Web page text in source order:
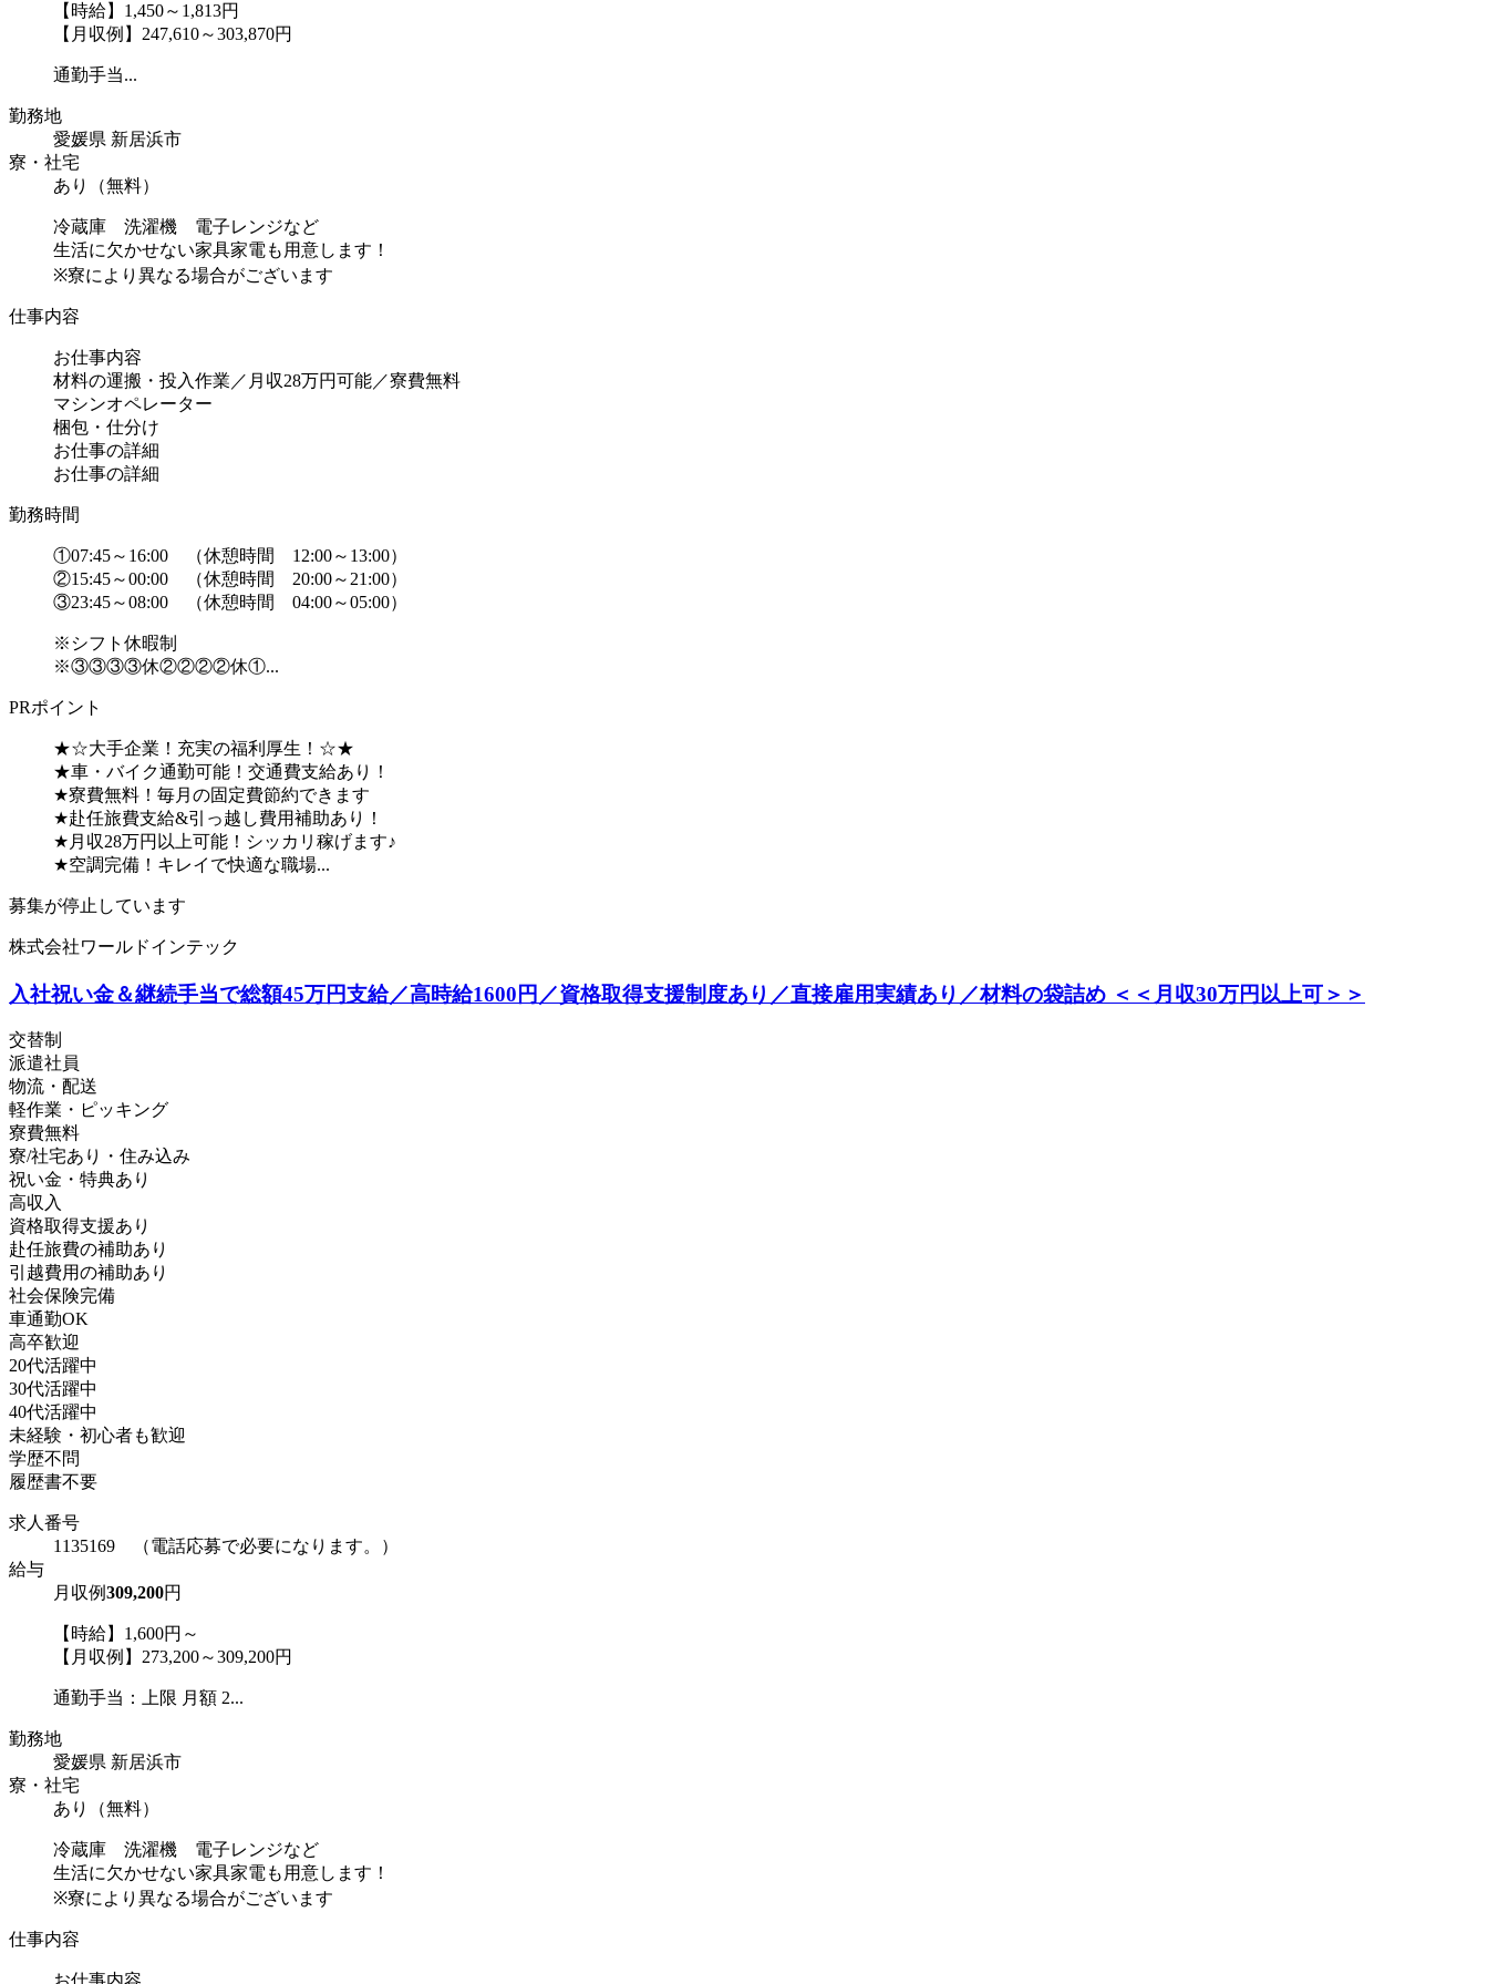
【時給】1,450～1,813円
【月収例】247,610～303,870円
通勤手当...
勤務地
愛媛県 新居浜市
寮・社宅
あり（無料）
冷蔵庫 洗濯機 電子レンジなど
生活に欠かせない家具家電も用意します！
※寮により異なる場合がございます
仕事内容
お仕事内容
材料の運搬・投入作業／月収28万円可能／寮費無料
マシンオペレーター
梱包・仕分け
お仕事の詳細
お仕事の詳細
勤務時間
①07:45～16:00 （休憩時間 12:00～13:00）
②15:45～00:00 （休憩時間 20:00～21:00）
③23:45～08:00 （休憩時間 04:00～05:00）
※シフト休暇制
※③③③③休②②②②休①...
PRポイント
★☆大手企業！充実の福利厚生！☆★
★車・バイク通勤可能！交通費支給あり！
★寮費無料！毎月の固定費節約できます
★赴任旅費支給&引っ越し費用補助あり！
★月収28万円以上可能！シッカリ稼げます♪
★空調完備！キレイで快適な職場...
募集が停止しています
株式会社ワールドインテック
入社祝い金＆継続手当で総額45万円支給／高時給1600円／資格取得支援制度あり／直接雇用実績あり／材料の袋詰め ＜＜月収30万円以上可＞＞
交替制
派遣社員
物流・配送
軽作業・ピッキング
寮費無料
寮/社宅あり・住み込み
祝い金・特典あり
高収入
資格取得支援あり
赴任旅費の補助あり
引越費用の補助あり
社会保険完備
車通勤OK
高卒歓迎
20代活躍中
30代活躍中
40代活躍中
未経験・初心者も歓迎
学歴不問
履歴書不要
求人番号
1135169 （電話応募で必要になります。）
給与
月収例309,200円
【時給】1,600円～
【月収例】273,200～309,200円
通勤手当：上限 月額 2...
勤務地
愛媛県 新居浜市
寮・社宅
あり（無料）
冷蔵庫 洗濯機 電子レンジなど
生活に欠かせない家具家電も用意します！
※寮により異なる場合がございます
仕事内容